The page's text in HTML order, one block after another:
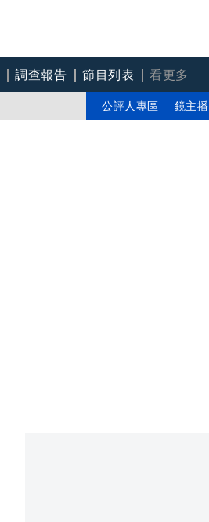
調查報告 節目列表
看更多
公評人專區 鏡主播